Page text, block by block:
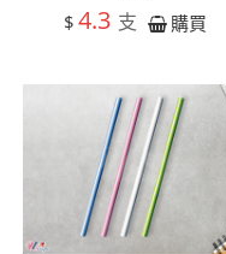
$ 4.3 支 購買